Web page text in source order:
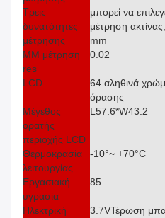
Τρεις
δυνατότητες
μέτρησης
μπορεί να
μέτρηση
mm
ΜΜ μέτρηση
res
0.02
LCD
64 αληθινά
όρασης
Μέγεθος
ορατής
περιοχής LCD
L57.6*W43.2
Θερμοκρασία
λειτουργίας
-10°~ +70°C
Εργασιακή
υγρασία
85
Ηλεκτρική
3.7VΤέρωση